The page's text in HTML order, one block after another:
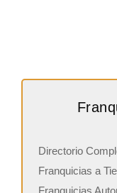
Directorio
Franquicias a